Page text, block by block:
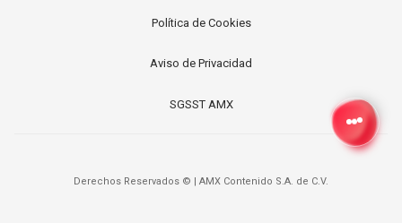
Política de Cookies
Aviso de Privacidad
SGSST AMX
Derechos Reservados © AMX Contenido S.A. de C.V.